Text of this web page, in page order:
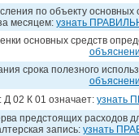
по объекту основных
месяцем: узнать
основных средств
срока полезного
Д 02 К 01 означает: узнать
предстоящих расходов
запись: узнать